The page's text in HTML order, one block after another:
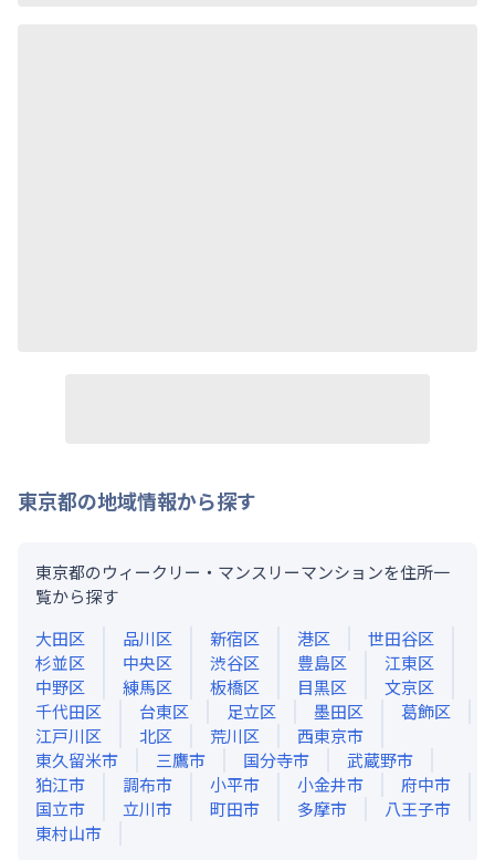
東京都の地域情報から探す
東京都のウィークリー・マンスリーマンションを住所一
覧から探す
大田区
品川区 新宿区 港区
世田谷区
杉並区
中央区 渋谷区 豊島区
江東区
中野区
練馬区 板橋区 目黒区
文京区
千代田区
台東区 足立区 墨田区
葛飾区
江戸川区
北区 荒川区
西東京市
東久留米市
三鷹市 国分寺市
武蔵野市
狛江市
調布市 小平市 小金井市
府中市
国立市
立川市 町田市 多摩市
八王子市
東村山市